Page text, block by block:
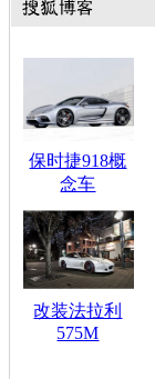
保时捷918概
念车
改装法拉利
575M